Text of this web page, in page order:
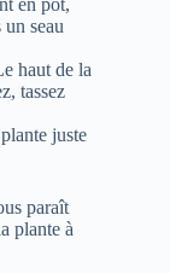
seau
haut de la
tassez
juste
paraît
plante à